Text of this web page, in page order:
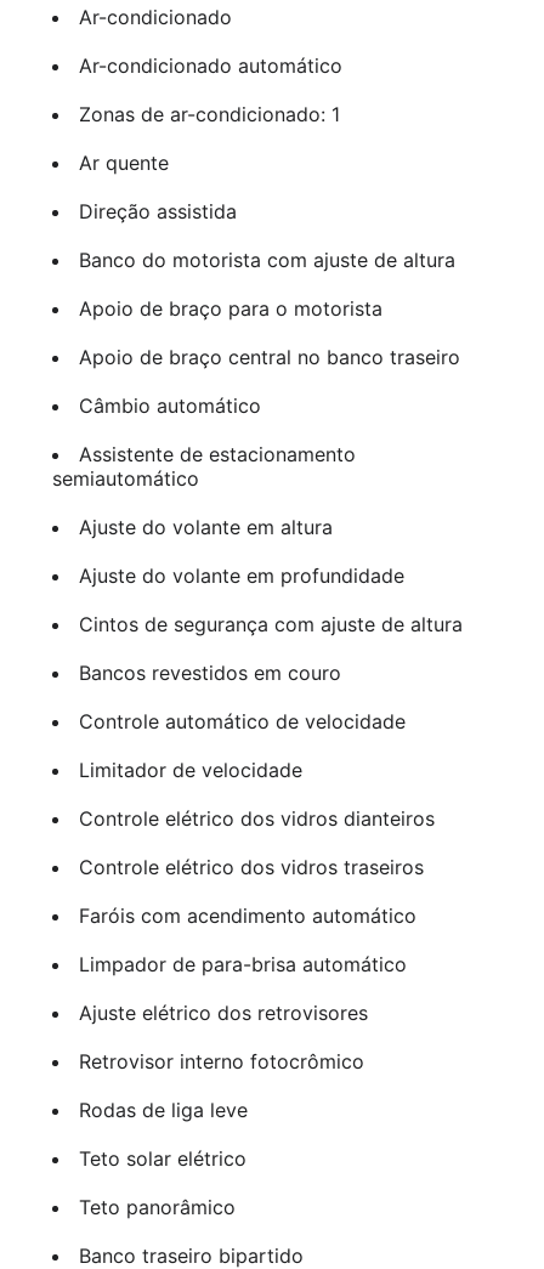
Ar-condicionado
Ar-condicionado automático
Zonas de ar-condicionado: 1
Ar quente
Direção assistida
Banco do motorista com ajuste de altura
Apoio de braço para o motorista
Apoio de braço central no banco traseiro
Câmbio automático
Assistente de estacionamento
semiautomático
Ajuste do volante em altura
Ajuste do volante em profundidade
Cintos de segurança com ajuste de altura
Bancos revestidos em couro
Controle automático de velocidade
Limitador de velocidade
Controle elétrico dos vidros dianteiros
Controle elétrico dos vidros traseiros
Faróis com acendimento automático
Limpador de para-brisa automático
Ajuste elétrico dos retrovisores
Retrovisor interno fotocrômico
Rodas de liga leve
Teto solar elétrico
Teto panorâmico
Banco traseiro bipartido